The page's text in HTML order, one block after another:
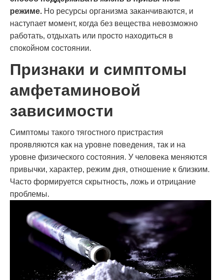
режиме. Но ресурсы организма заканчиваются, и
наступает момент, когда без вещества невозможно
работать, отдыхать или просто находиться в
спокойном состоянии.
Признаки и симптомы
амфетаминовой
зависимости
Симптомы такого тягостного пристрастия
проявляются как на уровне поведения, так и на
уровне физического состояния. У человека меняются
привычки, характер, режим дня, отношение к близким.
Часто формируется скрытность, ложь и отрицание
проблемы.